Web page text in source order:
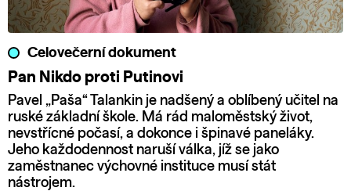
Celovečerní dokument
Pan Nikdo proti Putinovi
Pavel „Paša“ Talankin je nadšený a oblíbený učitel na
ruské základní škole. Má rád maloměstský život,
nevstřícné počasí, a dokonce i špinavé paneláky.
Jeho každodennost naruší válka, jíž se jako
zaměstnanec výchovné instituce musí stát
nástrojem.